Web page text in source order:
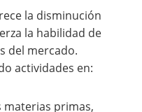
la disminución
la habilidad de
del mercado.
actividades en:
materias primas,